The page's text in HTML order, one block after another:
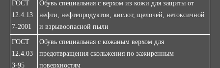
ГОСТ
12.4.13
7-2001
Обувь специальная с верхом из кожи для защиты от
нефти, нефтепродуктов, кислот, щелочей, нетоксичной
и взрывоопасной пыли
ГОСТ
12.4.03
3-95
Обувь специальная с кожаным верхом для
предотвращения скольжения по зажиренным
поверхностям